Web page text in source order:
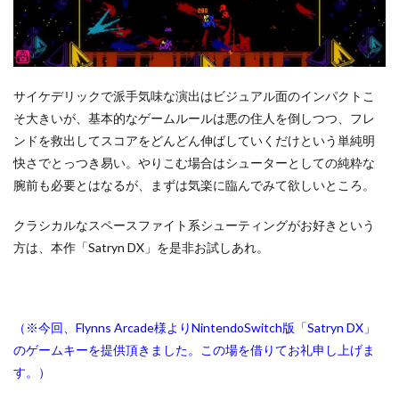
サイケデリックで派手気味な演出はビジュアル面のインパクトこ
そ大きいが、基本的なゲームルールは悪の住人を倒しつつ、フレ
ンドを救出してスコアをどんどん伸ばしていくだけという単純明
快さでとっつき易い。やりこむ場合はシューターとしての純粋な
腕前も必要とはなるが、まずは気楽に臨んでみて欲しいところ。
クラシカルなスペースファイト系シューティングがお好きという
方は、本作「Satryn DX」を是非お試しあれ。
（※今回、Flynns Arcade様よりNintendoSwitch版「Satryn DX」
のゲームキーを提供頂きました。この場を借りてお礼申し上げま
す。）